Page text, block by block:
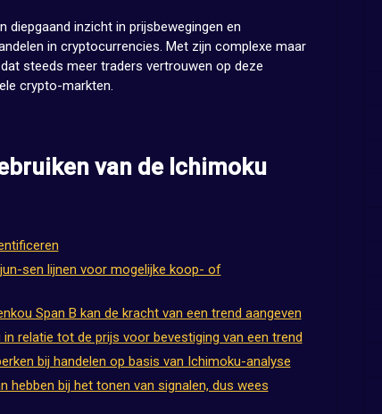
diepgaand inzicht in prijsbewegingen en
in cryptocurrencies. Met zijn complexe maar
steeds meer traders vertrouwen op deze
crypto-markten.
van de Ichimoku
sen lijnen voor mogelijke koop- of
Span B kan de kracht van een trend aangeven
relatie tot de prijs voor bevestiging van een trend
bij handelen op basis van Ichimoku-analyse
hebben bij het tonen van signalen, dus wees